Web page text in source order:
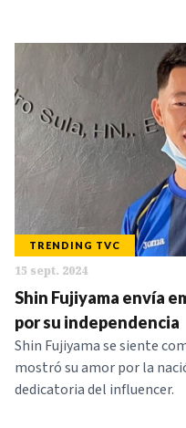
TRENDING TVC
15 sept. 2024
Shin Fujiyama envía
por su independencia
Shin Fujiyama se siente
mostró su amor por la
dedicatoria del influencer.